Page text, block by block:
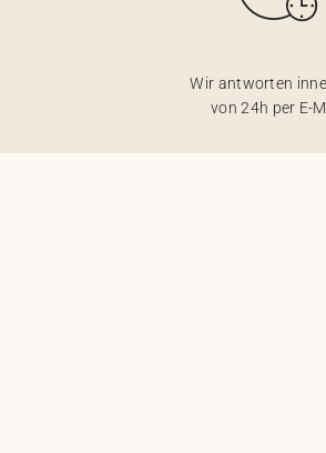
Wir antworten
von 24h per E-